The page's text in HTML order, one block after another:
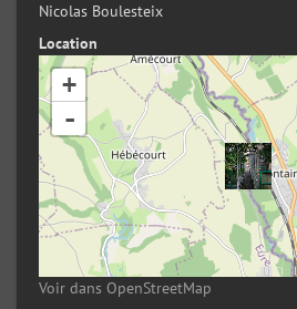
Nicolas Boulesteix
Location
+
-
Voir dans OpenStreetMap